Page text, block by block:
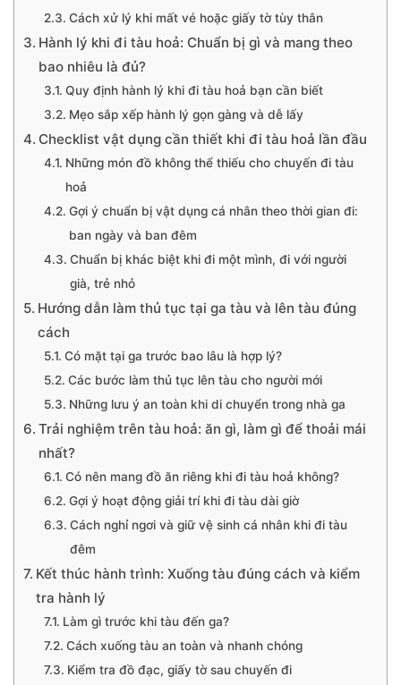
Cách xử lý khi mất vé hoặc giấy tờ tùy thân
Hành lý khi đi tàu hoả: Chuẩn bị gì và mang theo
bao nhiêu là đủ?
Quy định hành lý khi đi tàu hoả bạn cần biết
Mẹo sắp xếp hành lý gọn gàng và dễ lấy
Checklist vật dụng cần thiết khi đi tàu hoả lần đầu
Những món đồ không thể thiếu cho chuyến đi tàu
hoả
Gợi ý chuẩn bị vật dụng cá nhân theo thời gian đi:
ban ngày và ban đêm
Chuẩn bị khác biệt khi đi một mình, đi với người
già, trẻ nhỏ
Hướng dẫn làm thủ tục tại ga tàu và lên tàu đúng
cách
Có mặt tại ga trước bao lâu là hợp lý?
Các bước làm thủ tục lên tàu cho người mới
Những lưu ý an toàn khi di chuyển trong nhà ga
Trải nghiệm trên tàu hoả: ăn gì, làm gì để thoải mái
nhất?
Có nên mang đồ ăn riêng khi đi tàu hoả không?
Gợi ý hoạt động giải trí khi đi tàu dài giờ
Cách nghỉ ngơi và giữ vệ sinh cá nhân khi đi tàu
đêm
Kết thúc hành trình: Xuống tàu đúng cách và kiểm
tra hành lý
Làm gì trước khi tàu đến ga?
Cách xuống tàu an toàn và nhanh chóng
Kiểm tra đồ đạc, giấy tờ sau chuyến đi